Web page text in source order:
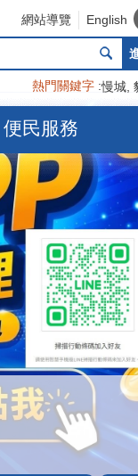
網站導覽 English
熱門關鍵字 慢城
便民服務